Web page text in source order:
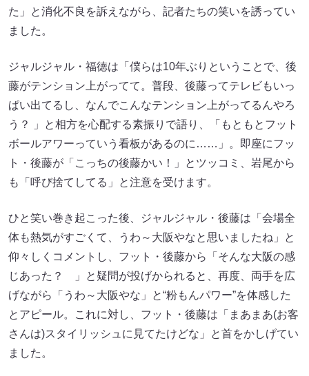
た」と消化不良を訴えながら、記者たちの笑いを誘ってい
ました。
ジャルジャル・福徳は「僕らは10年ぶりということで、後
藤がテンション上がってて。普段、後藤ってテレビもいっ
ぱい出てるし、なんでこんなテンション上がってるんやろ
う？ 」と相方を心配する素振りで語り、「もともとフット
ボールアワーっていう看板があるのに……」。即座にフッ
ト・後藤が「こっちの後藤かい！」とツッコミ、岩尾から
も「呼び捨てしてる」と注意を受けます。
ひと笑い巻き起こった後、ジャルジャル・後藤は「会場全
体も熱気がすごくて、うわ～大阪やなと思いましたね」と
仰々しくコメントし、フット・後藤から「そんな大阪の感
じあった？ 」と疑問が投げかられると、再度、両手を広
げながら「うわ～大阪やな」と“粉もんパワー”を体感した
とアピール。これに対し、フット・後藤は「まあまあ(お客
さんは)スタイリッシュに見てたけどな」と首をかしげてい
ました。